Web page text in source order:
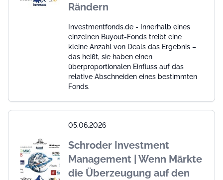
Rändern
Investmentfonds.de - Innerhalb eines
einzelnen Buyout-Fonds treibt eine
kleine Anzahl von Deals das Ergebnis –
das heißt, sie haben einen
überproportionalen Einfluss auf das
relative Abschneiden eines bestimmten
Fonds.
05.06.2026
Schroder Investment
Management | Wenn Märkte
die Überzeugung auf den